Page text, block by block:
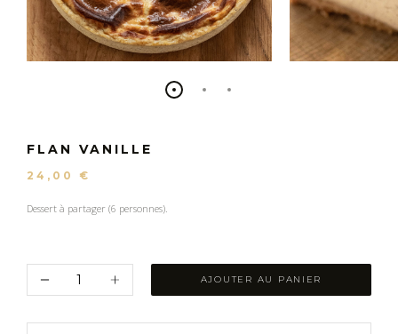
FLAN VANILLE
24,00 €
Dessert à partager (6 personnes).
AJOUTER AU PANIER